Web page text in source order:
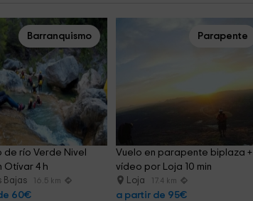
Barranquismo
de río Verde Nivel
Otívar 4 h
Bajas 16.5 km
60€
Parapente
Vuelo en parapente biplaza +
vídeo por Loja 10 min
Loja 17.4 km
a partir de 95€